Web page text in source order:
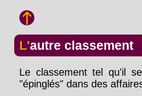
L'autre classement
Le classement tel qu'il
"épinglés" dans des